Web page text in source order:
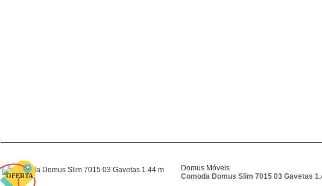
Domus Móveis
Comoda Domus Slim 7015 03 Gavetas